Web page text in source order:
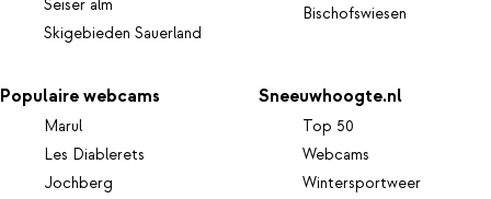
Seiser alm
Skigebieden Sauerland
Bischofswiesen
Populaire webcams
Marul
Les Diablerets
Jochberg
Sneeuwhoogte.nl
Top 50
Webcams
Wintersportweer